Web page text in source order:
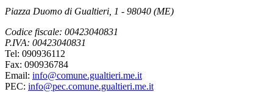
Piazza Duomo di Gualtieri, 1 - 98040 (ME)
Codice fiscale: 00423040831
P.IVA: 00423040831
Tel: 090936112
Fax: 090936784
Email: info@comune.gualtieri.me.it
PEC: info@pec.comune.gualtieri.me.it